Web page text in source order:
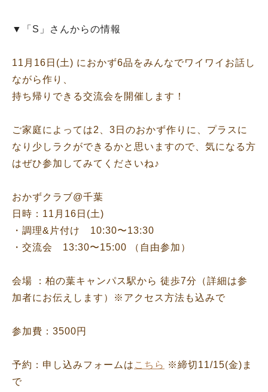
▼「S」さんからの情報
11月16日(土) におかず6品をみんなでワイワイお話し
ながら作り、
持ち帰りできる交流会を開催します！
ご家庭によっては2、3日のおかず作りに、プラスに
なり少しラクができるかと思いますので、気になる方
はぜひ参加してみてくださいね♪
おかずクラブ@千葉
日時：11月16日(土)
・調理&片付け 10:30〜13:30
・交流会 13:30〜15:00 （自由参加）
会場 ：柏の葉キャンパス駅から 徒歩7分（詳細は参
加者にお伝えします）※アクセス方法も込みで
参加費：3500円
予約：申し込みフォームは こちら ※締切11/15(金)ま
で